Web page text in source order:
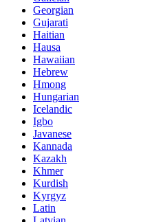
Georgian
Gujarati
Haitian
Hausa
Hawaiian
Hebrew
Hmong
Hungarian
Icelandic
Igbo
Javanese
Kannada
Kazakh
Khmer
Kurdish
Kyrgyz
Latin